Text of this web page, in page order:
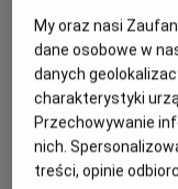
ze swoimi
My oraz nasi
dane osobowe w
danych
charakterystyki
Przechowywanie
nich.
treści, opinie